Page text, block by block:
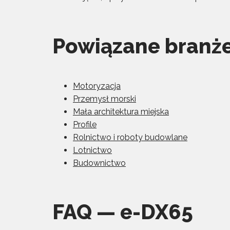
Powiązane
Motoryzacja
Przemysł morski
Mała architektura miejska
Profile
Rolnictwo i roboty budowlane
Lotnictwo
Budownictwo
FAQ — e-DX65